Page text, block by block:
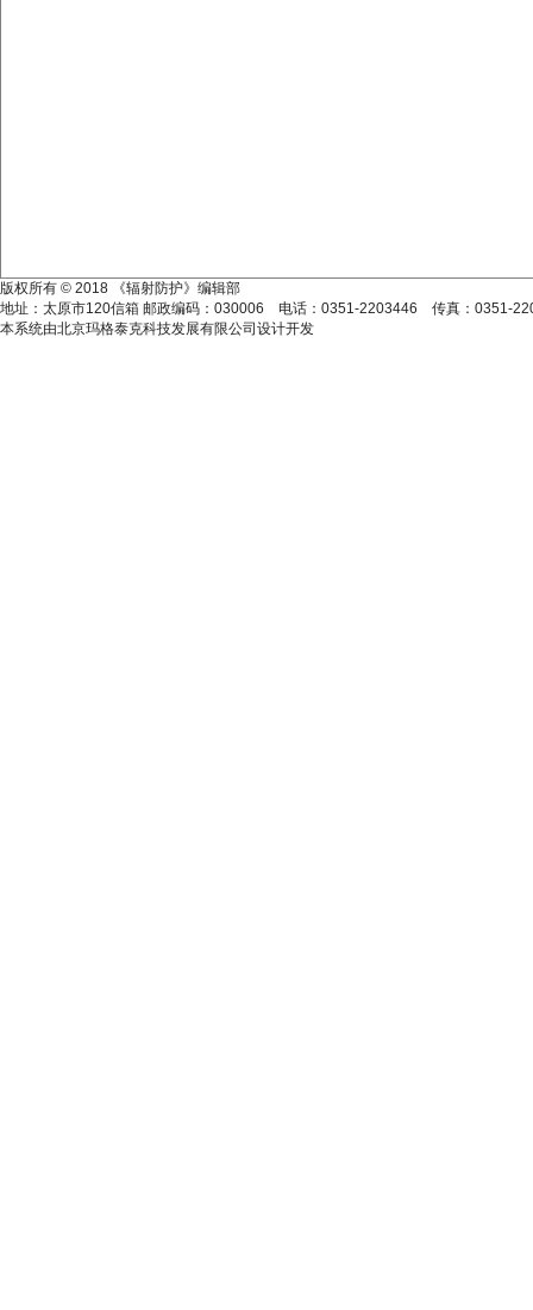
版权所有 © 2018 《辐射防护》编辑部
地址：太原市120信箱 邮政编码：030006 电话：0351-2203446 传真：0351-
本系统由北京玛格泰克科技发展有限公司 设计开发